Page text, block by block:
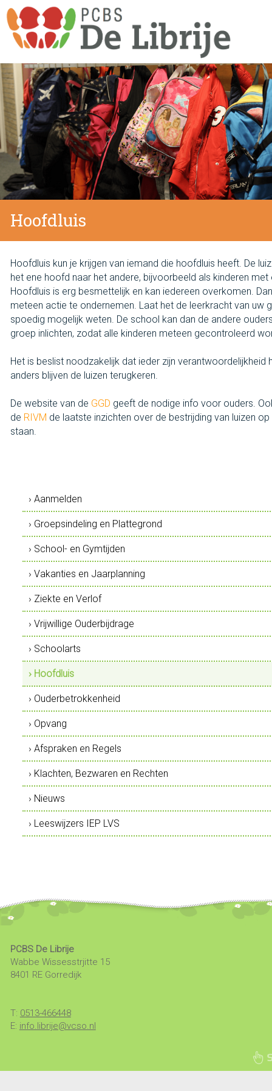
Hoofdluis
Hoofdluis kun je krijgen van iemand die hoofdluis heeft. De
het ene hoofd naar het andere, bijvoorbeeld als kinderen met
Hoofdluis is erg besmettelijk en kan iedereen overkomen.
meteen actie te ondernemen. Laat het de leerkracht van uw
spoedig mogelijk weten. De school kan dan de andere
groep inlichten, zodat alle kinderen meteen gecontroleerd
Het is beslist noodzakelijk dat ieder zijn verantwoordelijkheid
anders blijven de luizen terugkeren.
De website van de GGD geeft de nodige info voor ouders.
de RIVM de laatste inzichten over de bestrijding van luizen op
staan.
› Aanmelden
› Groepsindeling en Plattegrond
› School- en Gymtijden
› Vakanties en Jaarplanning
› Ziekte en Verlof
› Vrijwillige Ouderbijdrage
› Schoolarts
› Hoofdluis
› Ouderbetrokkenheid
› Opvang
› Afspraken en Regels
› Klachten, Bezwaren en Rechten
› Nieuws
› Leeswijzers IEP LVS
PCBS De Librije
Wabbe Wissesstrjitte 15
8401 RE Gorredijk
T: 0513-466448
E: info.librije@vcso.nl